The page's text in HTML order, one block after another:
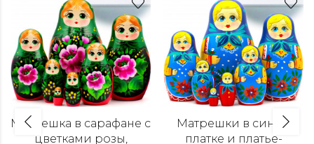
Матрешка в сарафане с
цветками розы,
Матрешки в синем
платке и платье-